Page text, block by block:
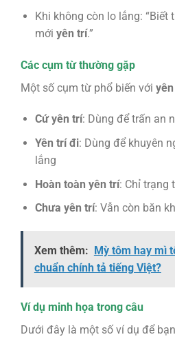
Khi không còn lo lắng: “Biết
mới yên trí.”
Các cụm từ thường gặp
Một số cụm từ phổ biến với
Cứ yên trí: Dùng để trấn an
Yên trí đi: Dùng để khuyên
lắng
Hoàn toàn yên trí: Chỉ trạng
Chưa yên trí: Vẫn còn băn
Xem thêm: Mỳ tôm hay mì
chuẩn chính tả tiếng Việt?
Ví dụ minh họa trong câu
Dưới đây là một số ví dụ để